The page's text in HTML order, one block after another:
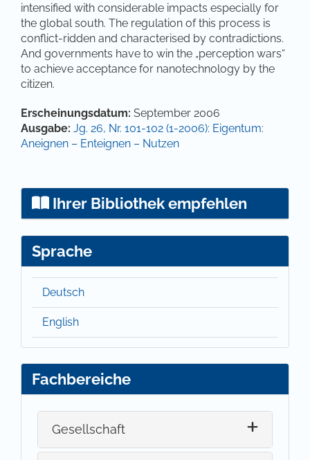
intensified with considerable impacts especially for
the global south. The regulation of this process is
conflict-ridden and characterised by contradictions.
And governments have to win the „perception wars“
to achieve acceptance for nanotechnology by the
citizen.
Artikel-Details
Erscheinungsdatum: September 2006
Ausgabe: Jg. 26, Nr. 101-102 (1-2006): Eigentum:
Aneignen – Enteignen – Nutzen
Ihrer Bibliothek empfehlen
Sprache
Deutsch
English
Fachbereiche
Gesellschaft